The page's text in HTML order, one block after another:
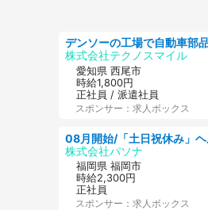
株式会社テクノスマイル
愛知県 西尾市
時給1,800円
正社員 / 派遣社員
スポンサー：求人ボックス
株式会社パソナ
福岡県 福岡市
時給2,300円
正社員
スポンサー：求人ボックス